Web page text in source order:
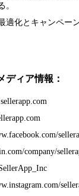
。
適化とキャンペー
ディア情報：
company/